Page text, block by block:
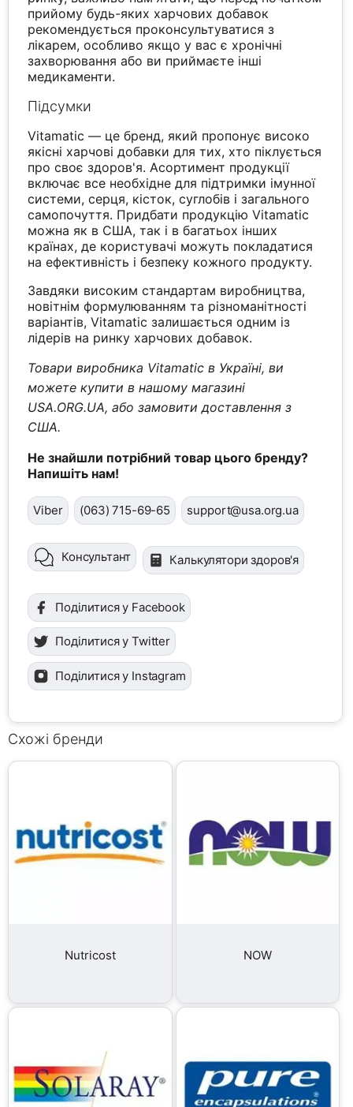
прийому будь-яких харчових добавок
рекомендується проконсультуватися з
лікарем, особливо якщо у вас є хронічні
захворювання або ви приймаєте інші
медикаменти.
Підсумки
Vitamatic — це бренд, який пропонує високо
якісні харчові добавки для тих, хто піклується
про своє здоров'я. Асортимент продукції
включає все необхідне для підтримки імунної
системи, серця, кісток, суглобів і загального
самопочуття. Придбати продукцію Vitamatic
можна як в США, так і в багатьох інших
країнах, де користувачі можуть покладатися
на ефективність і безпеку кожного продукту.
Завдяки високим стандартам виробництва,
новітнім формулюванням та різноманітності
варіантів, Vitamatic залишається одним із
лідерів на ринку харчових добавок.
Товари виробника Vitamatic в Україні, ви
можете купити в нашому магазині
USA.ORG.UA, або замовити доставлення з
США.
Не знайшли потрібний товар цього бренду?
Напишіть нам!
Viber (063) 715-69-65 support@usa.org.ua
Консультант Калькулятори здоров'я
Поділитися у Facebook
Поділитися у Twitter
Поділитися у Instagram
Схожі бренди
Nutricost NOW